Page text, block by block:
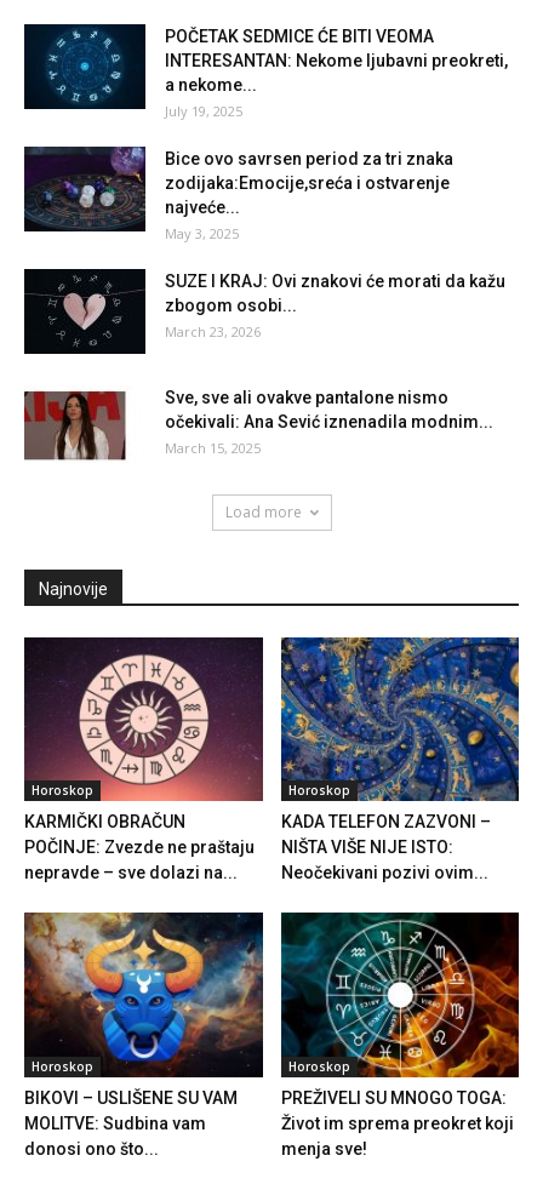
POČETAK SEDMICE ĆE BITI VEOMA
INTERESANTAN: Nekome ljubavni preokreti,
a nekome...
July 19, 2025
Bice ovo savrsen period za tri znaka
zodijaka:Emocije,sreća i ostvarenje
najveće...
May 3, 2025
SUZE I KRAJ: Ovi znakovi će morati da kažu
zbogom osobi...
March 23, 2026
Sve, sve ali ovakve pantalone nismo
očekivali: Ana Sević iznenadila modnim...
March 15, 2025
Load more
Najnovije
Horoskop
KARMIČKI OBRAČUN
POČINJE: Zvezde ne praštaju
nepravde – sve dolazi na...
Horoskop
KADA TELEFON ZAZVONI –
NIŠTA VIŠE NIJE ISTO:
Neočekivani pozivi ovim...
Horoskop
BIKOVI – USLIŠENE SU VAM
MOLITVE: Sudbina vam
donosi ono što...
Horoskop
PREŽIVELI SU MNOGO TOGA:
Život im sprema preokret koji
menja sve!